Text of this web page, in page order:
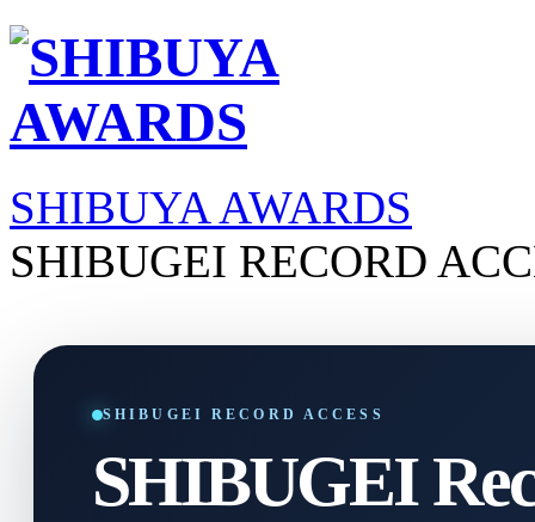
SHIBUYA AWARDS
SHIBUGEI RECORD
SHIBUGEI RECORD ACCESS
SHIBUGEI